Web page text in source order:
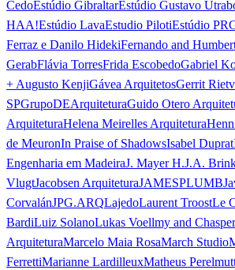
CedoEstúdio GibraltarEstúdio Gustavo
HAA!Estúdio LavaEstudio PilotiEstúdio
Ferraz e Danilo HidekiFernando and
GerabFlávia TorresFrida EscobedoGabriel
+ Augusto KenjiGávea ArquitetosGerrit
SPGrupoDEArquiteturaGuido Otero
ArquiteturaHelena Meirelles Arquitetura
de MeuronIn Praise of ShadowsIsabel Duprat
Engenharia em MadeiraJ. Mayer H.J.A.
VlugtJacobsen ArquiteturaJAMESPLUMB
CorvalánJPG.ARQLajedoLaurent TroostLe
BardiLuiz SolanoLukas Voellmy and
ArquiteturaMarcelo Maia RosaMarch Studio
FerrettiMarianne LardilleuxMatheus